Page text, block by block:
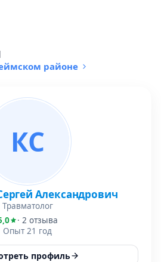
районе
КС
Александрович
Травматолог
· 2 отзыва
Опыт 21 год
профиль